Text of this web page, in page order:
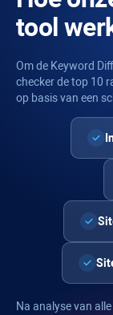
tool
Om de Keyword
checker de top 10
op basis van een
Na analyse van